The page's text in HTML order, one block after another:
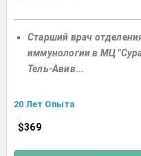
Старший врач
иммунологии в МЦ
Тель-Авив...
20 Лет Опыта
$369